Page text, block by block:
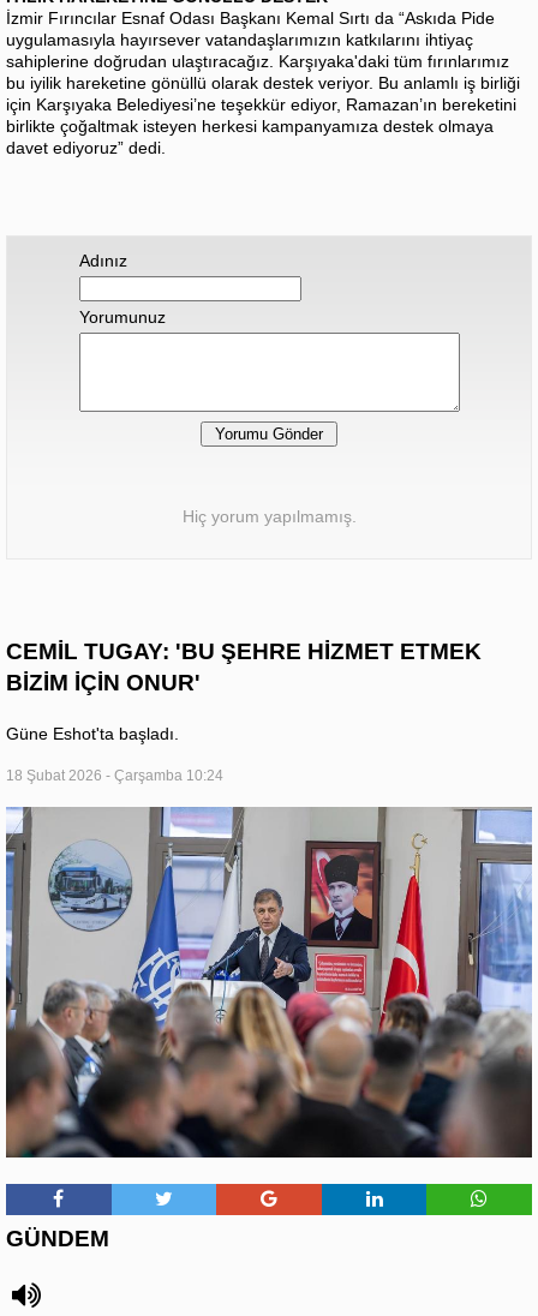
İzmir Fırıncılar Esnaf Odası Başkanı Kemal Sırtı da “Askıda Pide
uygulamasıyla hayırsever vatandaşlarımızın katkılarını ihtiyaç
sahiplerine doğrudan ulaştıracağız. Karşıyaka'daki tüm fırınlarımız
bu iyilik hareketine gönüllü olarak destek veriyor. Bu anlamlı iş birliği
için Karşıyaka Belediyesi’ne teşekkür ediyor, Ramazan’ın bereketini
birlikte çoğaltmak isteyen herkesi kampanyamıza destek olmaya
davet ediyoruz” dedi.
Adınız
Yorumunuz
Hiç yorum yapılmamış.
CEMİL TUGAY: 'BU ŞEHRE HİZMET ETMEK
BİZİM İÇİN ONUR'
Güne Eshot'ta başladı.
18 Şubat 2026 - Çarşamba 10:24
GÜNDEM